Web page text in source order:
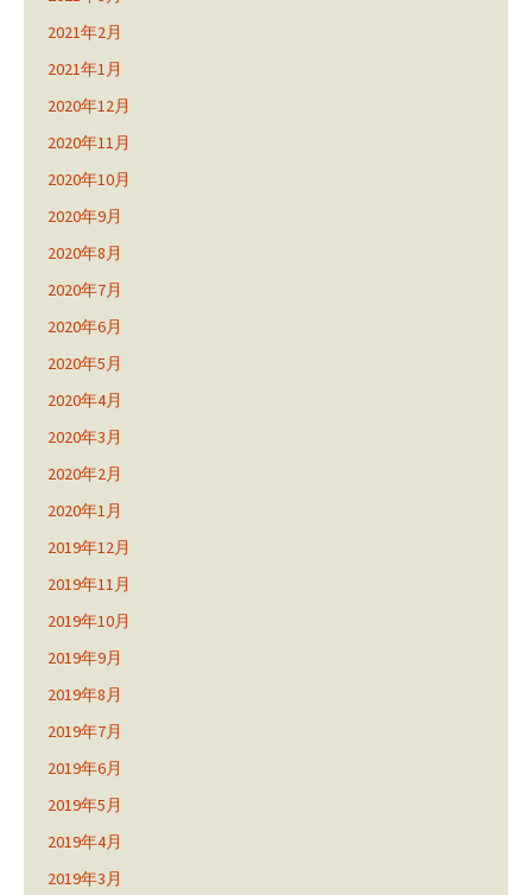
2021年2月
2021年1月
2020年12月
2020年11月
2020年10月
2020年9月
2020年8月
2020年7月
2020年6月
2020年5月
2020年4月
2020年3月
2020年2月
2020年1月
2019年12月
2019年11月
2019年10月
2019年9月
2019年8月
2019年7月
2019年6月
2019年5月
2019年4月
2019年3月